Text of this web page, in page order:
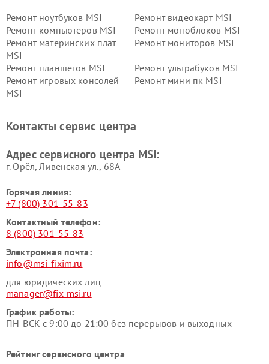
Ремонт ноутбуков MSI
Ремонт видеокарт MSI
Ремонт компьютеров MSI
Ремонт моноблоков MSI
Ремонт материнских плат
MSI
Ремонт мониторов MSI
Ремонт планшетов MSI
Ремонт ультрабуков MSI
Ремонт игровых консолей
MSI
Ремонт мини пк MSI
Контакты сервис центра
Адрес сервисного центра MSI:
г. Орёл, Ливенская ул., 68А
Горячая линия:
+7 (800) 301-55-83
Контактный телефон:
8 (800) 301-55-83
Электронная почта:
info@msi-fixim.ru
для юридических лиц
manager@fix-msi.ru
График работы:
ПН-ВСК с 9:00 до 21:00 без перерывов и выходных
Рейтинг сервисного центра